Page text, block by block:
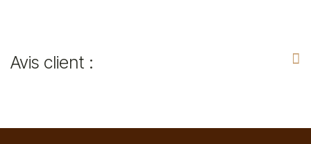
Avis client :